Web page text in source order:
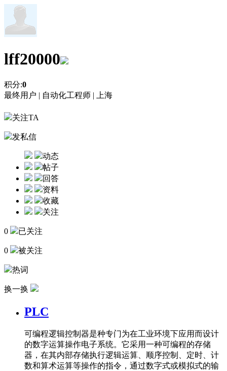
lff20000
积分:0
最终用户 | 自动化工程师 | 上海
关注TA
发私信
动态
帖子
回答
资料
收藏
关注
0 已关注
0 被关注
热词
换一换
PLC
可编程逻辑控制器是种专门为在工业环境下应用而设计
的数字运算操作电子系统。它采用一种可编程的存储
器，在其内部存储执行逻辑运算、顺序控制、定时、计
数和算术运算等操作的指令，通过数字式或模拟式的输